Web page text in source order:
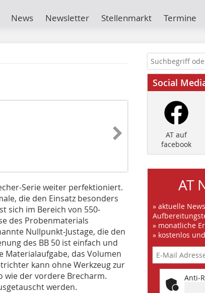
News Newsletter Stellenmarkt Termine
Serie weiter perfektioniert.
die den Einsatz besonders
sich im Bereich von 550-
des Probenmaterials
Nullpunkt-Justage, die den
des BB 50 ist einfach und
das Volumen
kann ohne Werkzeug zur
wie der vordere Brecharm.
werden.
Social
AT auf
facebook
AT
» aktuelle
» monatliche
» kostenlos
Anti-